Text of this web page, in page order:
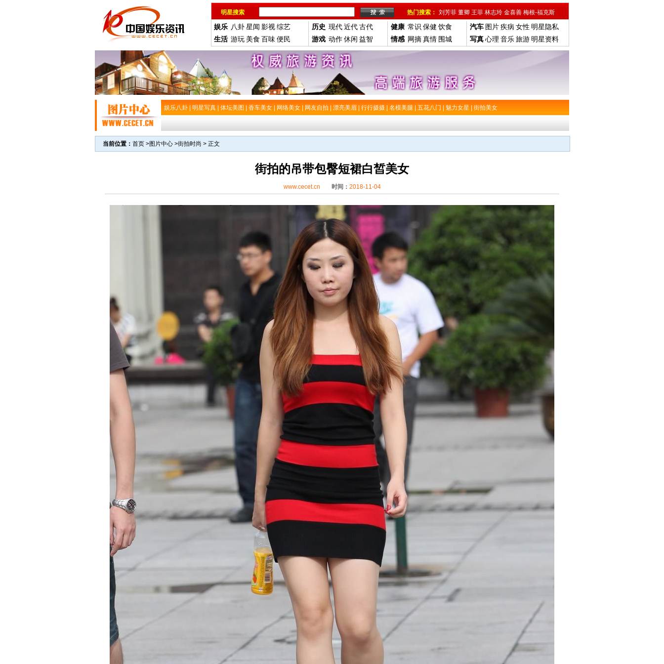
明星搜索 热门搜索： 刘芳菲 董卿 王菲 林志玲 金喜善 梅根-福克斯
娱乐 八卦星闻 影视综艺
生活 游玩 美食 百味便民
历史 现代近代古代
游戏 动作休闲 益智
健康 常识 保健 饮食
情感 网摘真情 围城
汽车 图片疾病 女性 明星隐私
写真心理 音乐旅游 明星资料
娱乐八卦 明星写真 体坛美图 香车美女 网络美女 网友自拍 漂亮美眉 行行摄摄 名模美腿 五花八门 魅力女星 街拍美女
当前位置： 首页 >图片中心 >街拍时尚 > 正文
街拍的吊带包臀短裙白皙美女
www.cecet.cn 时间： 2018-11-04